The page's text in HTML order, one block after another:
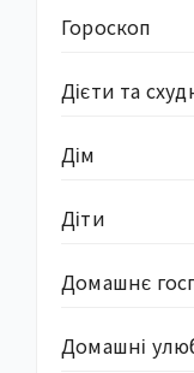
Гороскоп
Дієти та
Дім
Діти
Домашнє
Домашні